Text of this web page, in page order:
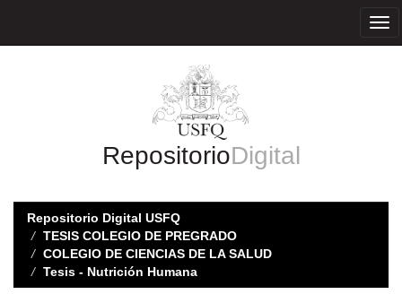
RepositorioDigital
Repositorio Digital USFQ
TESIS COLEGIO DE PREGRADO
COLEGIO DE CIENCIAS DE LA SALUD
Tesis - Nutrición Humana